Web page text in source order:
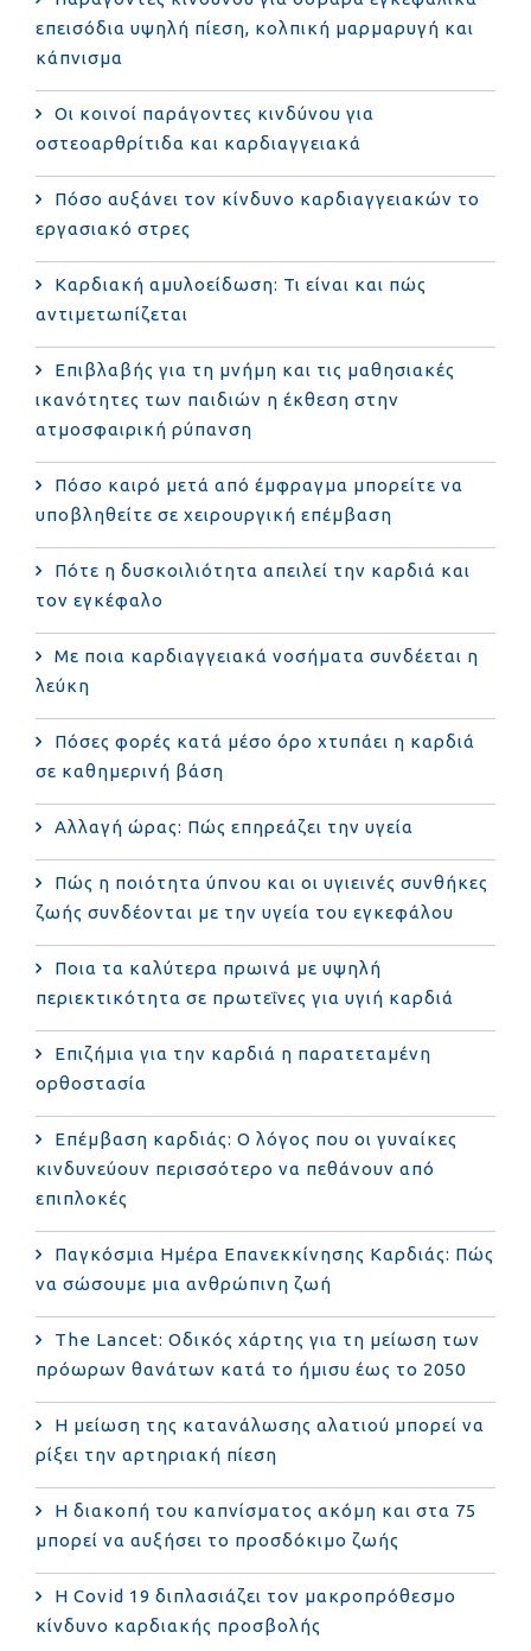
επεισόδια υψηλή πίεση, κολπική μαρμαρυγή και
κάπνισμα
Οι κοινοί παράγοντες κινδύνου για
οστεοαρθρίτιδα και καρδιαγγειακά
Πόσο αυξάνει τον κίνδυνο καρδιαγγειακών το
εργασιακό στρες
Καρδιακή αμυλοείδωση: Τι είναι και πώς
αντιμετωπίζεται
Επιβλαβής για τη μνήμη και τις μαθησιακές
ικανότητες των παιδιών η έκθεση στην
ατμοσφαιρική ρύπανση
Πόσο καιρό μετά από έμφραγμα μπορείτε να
υποβληθείτε σε χειρουργική επέμβαση
Πότε η δυσκοιλιότητα απειλεί την καρδιά και
τον εγκέφαλο
Με ποια καρδιαγγειακά νοσήματα συνδέεται η
λεύκη
Πόσες φορές κατά μέσο όρο χτυπάει η καρδιά
σε καθημερινή βάση
Αλλαγή ώρας: Πώς επηρεάζει την υγεία
Πώς η ποιότητα ύπνου και οι υγιεινές συνθήκες
ζωής συνδέονται με την υγεία του εγκεφάλου
Ποια τα καλύτερα πρωινά με υψηλή
περιεκτικότητα σε πρωτεΐνες για υγιή καρδιά
Επιζήμια για την καρδιά η παρατεταμένη
ορθοστασία
Επέμβαση καρδιάς: Ο λόγος που οι γυναίκες
κινδυνεύουν περισσότερο να πεθάνουν από
επιπλοκές
Παγκόσμια Ημέρα Επανεκκίνησης Καρδιάς: Πώς
να σώσουμε μια ανθρώπινη ζωή
The Lancet: Οδικός χάρτης για τη μείωση των
πρόωρων θανάτων κατά το ήμισυ έως το 2050
Η μείωση της κατανάλωσης αλατιού μπορεί να
ρίξει την αρτηριακή πίεση
Η διακοπή του καπνίσματος ακόμη και στα 75
μπορεί να αυξήσει το προσδόκιμο ζωής
Η Covid 19 διπλασιάζει τον μακροπρόθεσμο
κίνδυνο καρδιακής προσβολής